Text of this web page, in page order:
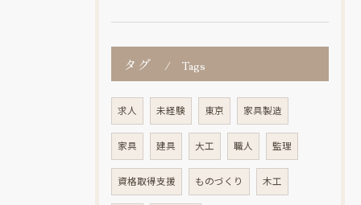
タグ Tags
求人 未経験 東京 家具製造
家具 建具 大工 職人 監理
資格取得支援 ものづくり 木工